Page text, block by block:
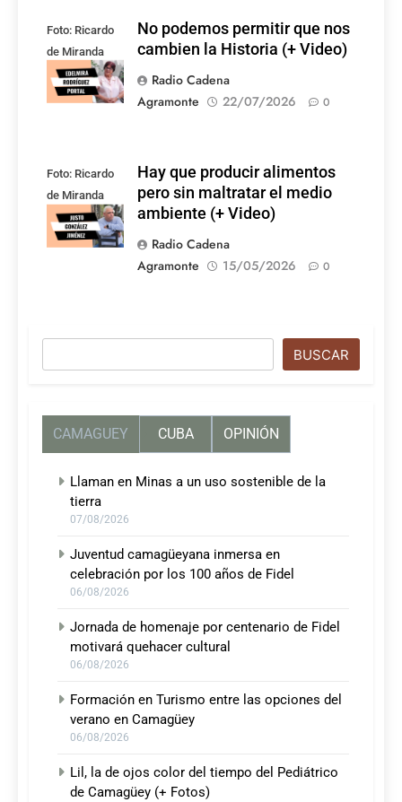
Foto: Ricardo
de Miranda
Rodríguez
No podemos permitir que nos
cambien la Historia (+ Video)
Radio Cadena
Agramonte
22/07/2026 0
Foto: Ricardo
de Miranda
Rodríguez
Hay que producir alimentos
pero sin maltratar el medio
ambiente (+ Video)
Radio Cadena
Agramonte
15/05/2026 0
BUSCAR
CAMAGUEY CUBA OPINIÓN
Llaman en Minas a un uso sostenible de la
tierra
07/08/2026
Juventud camagüeyana inmersa en
celebración por los 100 años de Fidel
06/08/2026
Jornada de homenaje por centenario de Fidel
motivará quehacer cultural
06/08/2026
Formación en Turismo entre las opciones del
verano en Camagüey
06/08/2026
Lil, la de ojos color del tiempo del Pediátrico
de Camagüey (+ Fotos)